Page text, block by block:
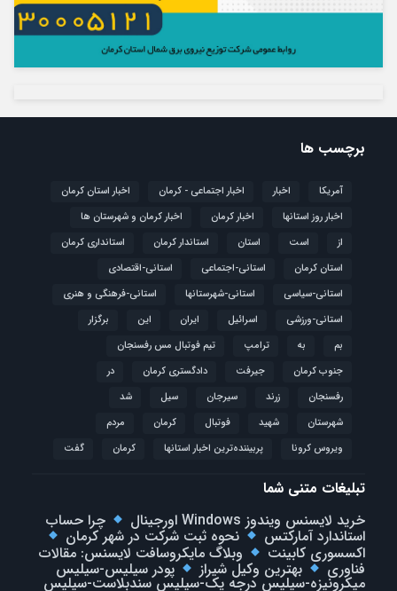
برچسب ها
آمریکا اخبار اخبار اجتماعی - کرمان
اخبار استان کرمان
اخبار روز استانها
اخبار کرمان
اخبار کرمان و شهرستان ها
از
است استان استاندار کرمان
استانداری کرمان
استان کرمان
استانی-اجتماعی
استانی-اقتصادی
استانی-سیاسی
استانی-شهرستانها
استانی-فرهنگی و هنری
استانی-ورزشی
اسرائیل ایران این
برگزار
بم
به ترامپ
تیم فوتبال مس رفسنجان
جنوب کرمان
جیرفت دادگستری کرمان
در
رفسنجان
زرند سیرجان سیل
شد
شهرستان
شهید فوتبال كرمان
مردم
ویروس کرونا
پربیننده‌ترین اخبار استانها کرمان گفت
تبلیغات متنی شما
خرید لایسنس ویندوز Windows اورجینال
چرا حساب
استاندارد آمارکتس نحوه ثبت شرکت در شهر کرمان
اکسسوری کابینت وبلاگ مایکروسافت لایسنس: مقالات
فناوری بهترین وکیل شیراز پودر سیلیس-سیلیس
میکرونیزه-سیلیس درجه یک-سیلیس سندبلاست-سیلیس